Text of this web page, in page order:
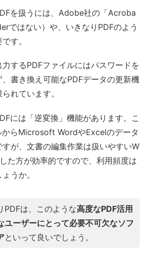
を扱うには、Adobe社の「Acroba
ではない）や、いきなりPDFのよう
す。
するPDFファイルにはパスワードを
書き換え可能なPDFデータの更新機
れています。
には「逆変換」機能があります。こ
からMicrosoft WordやExcelのデータ
が、文書の編集作業は扱いやすいW
た方が効率的ですので、利用頻度は
うか。
PDFは、このような高度なPDF活用
ユーザーにとって必要不可欠なソフ
といって良いでしょう。